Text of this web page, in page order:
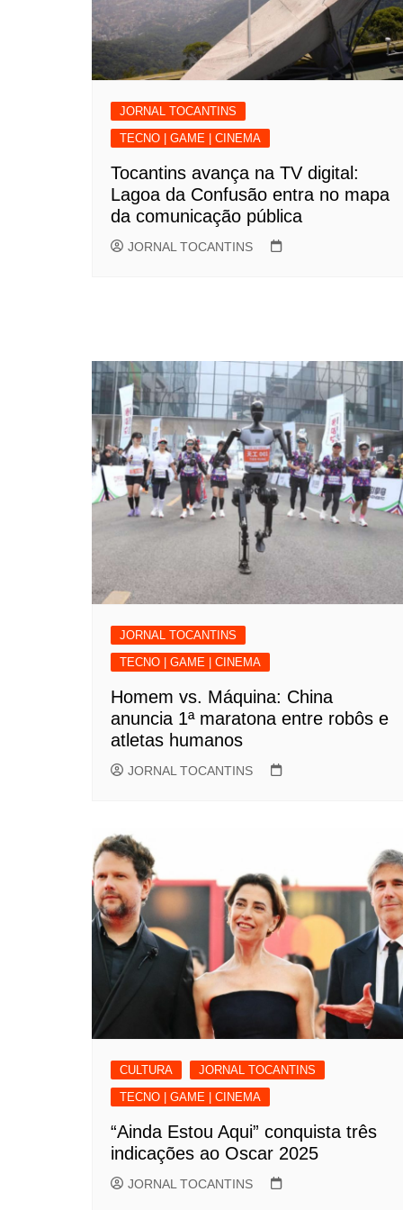
JORNAL TOCANTINS
TECNO | GAME | CINEMA
Tocantins avança na TV digital:
Lagoa da Confusão entra no mapa
da comunicação pública
JORNAL TOCANTINS
JORNAL TOCANTINS
TECNO | GAME | CINEMA
Homem vs. Máquina: China
anuncia 1ª maratona entre robôs e
atletas humanos
JORNAL TOCANTINS
CULTURA
JORNAL TOCANTINS
TECNO | GAME | CINEMA
“Ainda Estou Aqui” conquista três
indicações ao Oscar 2025
JORNAL TOCANTINS